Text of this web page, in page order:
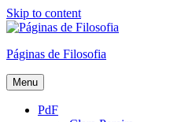
Skip to content
Páginas de Filosofia
Menu
PdF